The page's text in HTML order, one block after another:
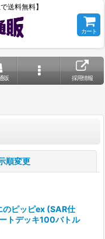
送料無料】
カート
販 採用情報
順変更
のピッピex (SAR仕
トデッキ100バトル